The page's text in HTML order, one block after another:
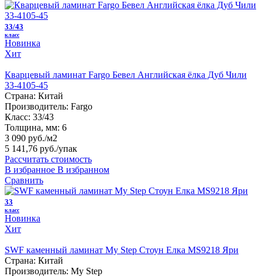
33/43
класс
Новинка
Хит
Кварцевый ламинат Fargo Бевел Английская ёлка Дуб Чили
33-4105-45
Страна: Китай
Производитель: Fargo
Класс: 33/43
Толщина, мм: 6
3 090 руб./м2
5 141,76 руб./упак
Рассчитать стоимость
В избранное В избранном
Сравнить
33
класс
Новинка
Хит
SWF каменный ламинат My Step Стоун Елка MS9218 Яри
Страна: Китай
Производитель: My Step